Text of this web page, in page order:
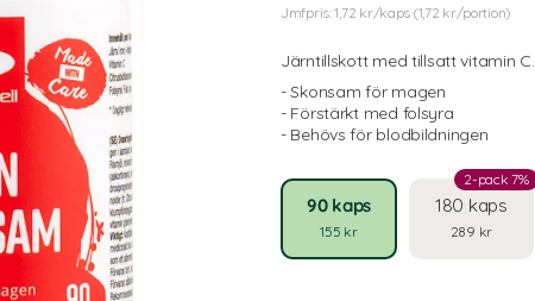
Jmfpris: 1,72 kr/kaps (1,72 kr/portion)
Järntillskott med tillsatt vitamin C.
- Skonsam för magen
- Förstärkt med folsyra
- Behövs för blodbildningen
90 kaps
155 kr
180 kaps
289 kr
2-pack 7%